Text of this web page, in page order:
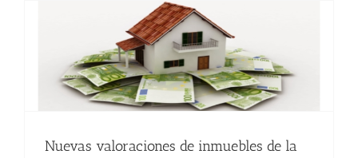
Nuevas valoraciones de inmuebles de la